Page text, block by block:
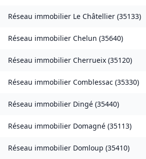
Réseau immobilier Le Châtellier (35133)
Réseau immobilier Chelun (35640)
Réseau immobilier Cherrueix (35120)
Réseau immobilier Comblessac (35330)
Réseau immobilier Dingé (35440)
Réseau immobilier Domagné (35113)
Réseau immobilier Domloup (35410)